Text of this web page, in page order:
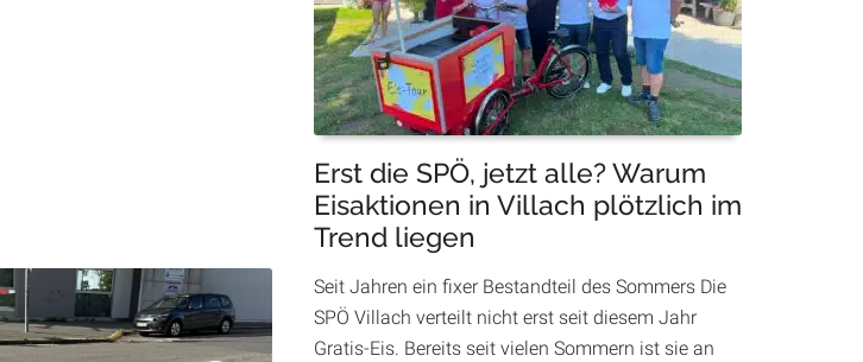
bietet
Betreuung
in
den
Herbstferien
Erst die SPÖ, jetzt alle? Warum
Eisaktionen in Villach plötzlich im
Trend liegen
Seit Jahren ein fixer Bestandteil des Sommers Die
SPÖ Villach verteilt nicht erst seit diesem Jahr
Gratis-Eis. Bereits seit vielen Sommern ist sie an